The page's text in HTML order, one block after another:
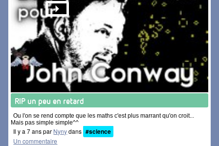
RIP un peu en retard
Ou l'on se rend compte que les maths c'est plus marrant qu'on croit...
Mais pas simple simple^^
Il y a 7 ans par Nynydans #science
Un commentaire